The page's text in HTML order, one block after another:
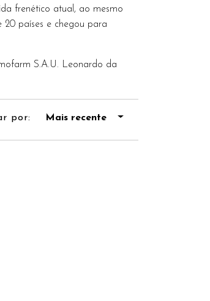
frenético atual, ao mesmo
países e chegou para
S.A.U. Leonardo da
por: Mais recente